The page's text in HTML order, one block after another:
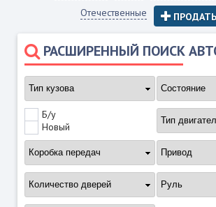
Отечественные
РАСШИРЕННЫЙ ПОИСК
Б/у
Новый